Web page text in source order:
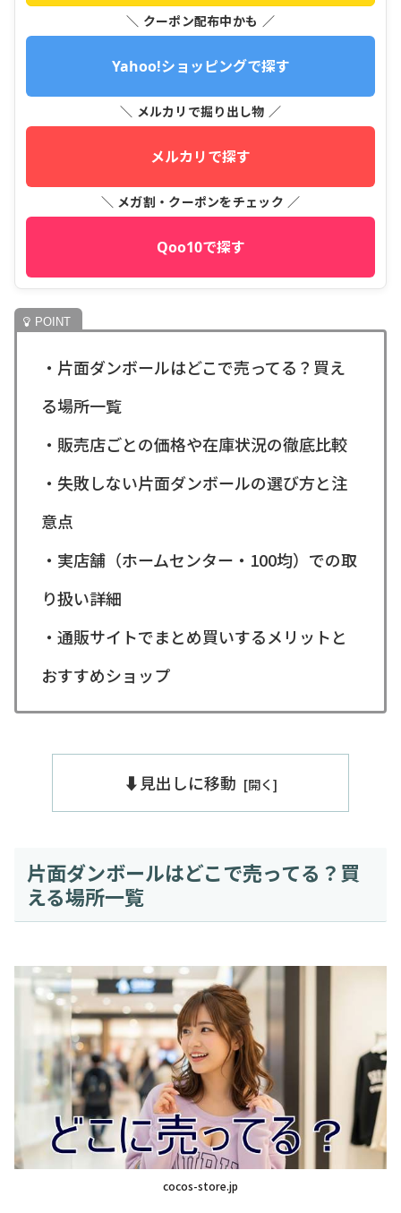
＼ クーポン配布中かも ／
Yahoo!ショッピングで探す
＼ メルカリで掘り出し物 ／
メルカリで探す
＼ メガ割・クーポンをチェック ／
Qoo10で探す
・片面ダンボールはどこで売ってる？買え
る場所一覧
・販売店ごとの価格や在庫状況の徹底比較
・失敗しない片面ダンボールの選び方と注
意点
・実店舗（ホームセンター・100均）での取
り扱い詳細
・通販サイトでまとめ買いするメリットと
おすすめショップ
⬇️見出しに移動
片面ダンボールはどこで売ってる？買
える場所一覧
cocos-store.jp